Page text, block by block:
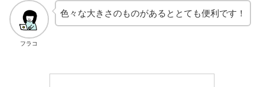
フラコ
色々な大きさのものがあるととても便利です！